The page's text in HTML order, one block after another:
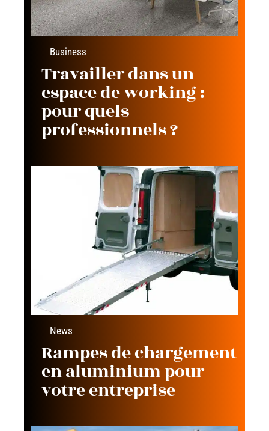
Business
Travailler dans un
espace de working :
pour quels
professionnels ?
News
Rampes de chargement
en aluminium pour
votre entreprise